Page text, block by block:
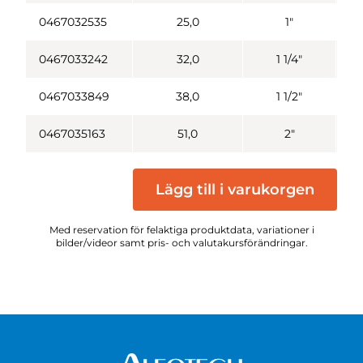
0467032535 25,0 1"
0467033242 32,0 1 1/4"
0467033849 38,0 1 1/2"
0467035163 51,0 2"
Lägg till i varukorgen
Med reservation för felaktiga produktdata, variationer i
bilder/videor samt pris- och valutakursförändringar.